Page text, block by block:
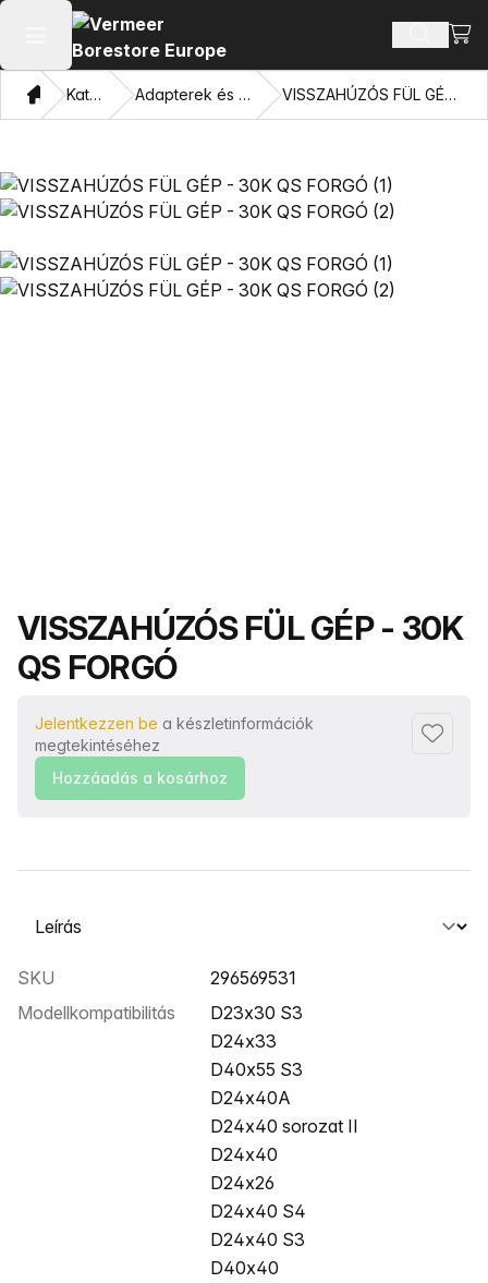
Főmenü megnyitása
OtthonKatalógus Adapterek és húzó szemek VISSZAHÚZÓS FÜL GÉP - 30K QS FORGÓ
Termék neve
VISSZAHÚZÓS FÜL GÉP - 30K
QS FORGÓ
Jelentkezzen be a készletinformációk
megtekintéséhez
Hozzáadás a kosárhoz
Válasszon ki egy lapot
SKU
296569531
Modellkompatibilitás
D23x30 S3
D24x33
D40x55 S3
D24x40A
D24x40 sorozat II
D24x40
D24x26
D24x40 S4
D24x40 S3
D40x40